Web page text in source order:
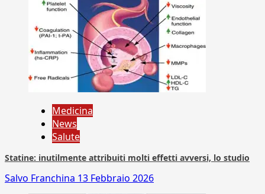
Medicina
News
Salute
Statine: inutilmente attribuiti molti effetti avversi, lo studio
Salvo Franchina 13 Febbraio 2026